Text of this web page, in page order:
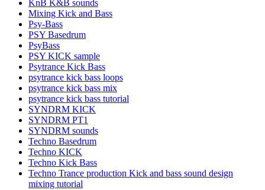
KnB K&B sounds
Mixing Kick and Bass
Psy-Bass
PSY Basedrum
PsyBass
PSY KICK sample
Psytrance Kick Bass
psytrance kick bass loops
psytrance kick bass mix
psytrance kick bass tutorial
SYNDRM KICK
SYNDRM PT1
SYNDRM sounds
Techno Basedrum
Techno KICK
Techno Kick Bass
Techno Trance production Kick and bass sound design
mixing tutorial